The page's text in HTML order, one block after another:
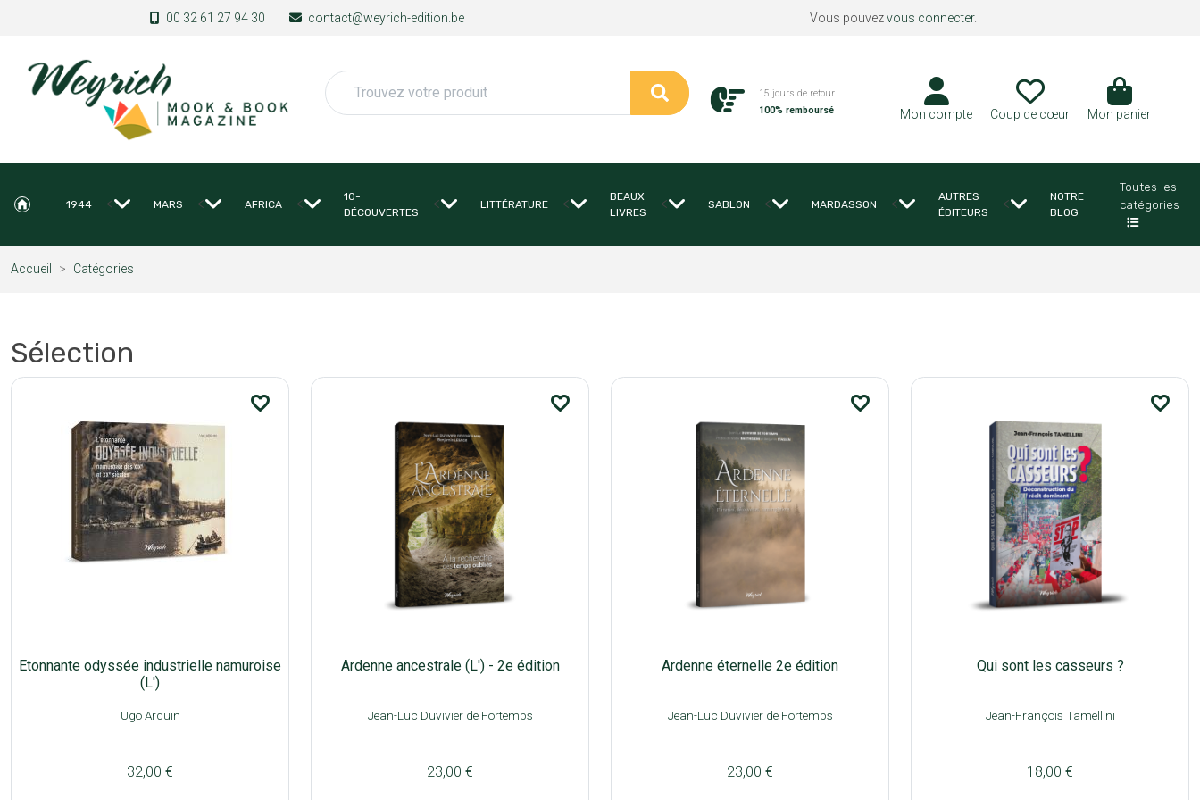
Aller au contenu principal 00 32 61 27 94 30 contact@weyrich-edition.be Vous pouvezvous connecter.
Rechercher
15 jours de retour
100% remboursé
Mon compte Coup de cœur Mon panier
1944 < MARS < AFRICA <
10-
DÉCOUVERTES
< LITTÉRATURE <
BEAUX
LIVRES
< SABLON < MARDASSON <
AUTRES
ÉDITEURS
<
NOTRE
BLOG
Toutes les
catégories
Accueil Catégories
Sélection
favorite_border
Etonnante odyssée industrielle namuroise
(L')
Ugo Arquin
32,00 €
favorite_border
Ardenne ancestrale (L') - 2e édition
Jean-Luc Duvivier de Fortemps
23,00 €
favorite_border
Ardenne éternelle 2e édition
Jean-Luc Duvivier de Fortemps
23,00 €
favorite_border
Qui sont les casseurs ?
Jean-François Tamellini
18,00 €